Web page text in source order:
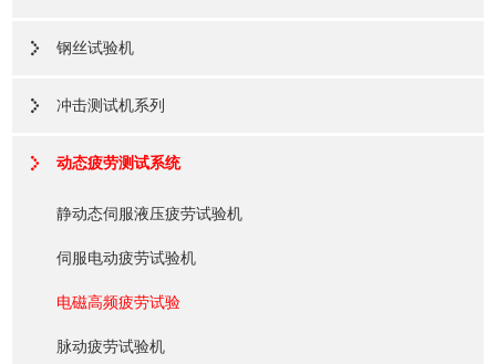
钢丝试验机
冲击测试机系列
动态疲劳测试系统
静动态伺服液压疲劳试验机
伺服电动疲劳试验机
电磁高频疲劳试验
脉动疲劳试验机